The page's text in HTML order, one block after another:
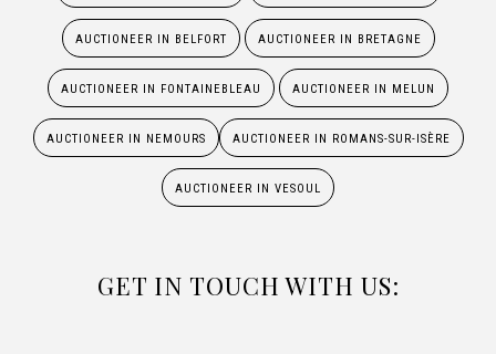
AUCTIONEER IN BELFORT AUCTIONEER IN BRETAGNE
AUCTIONEER IN FONTAINEBLEAU AUCTIONEER IN MELUN
AUCTIONEER IN NEMOURS AUCTIONEER IN ROMANS-SUR-ISÈRE
AUCTIONEER IN VESOUL
GET IN TOUCH WITH US: